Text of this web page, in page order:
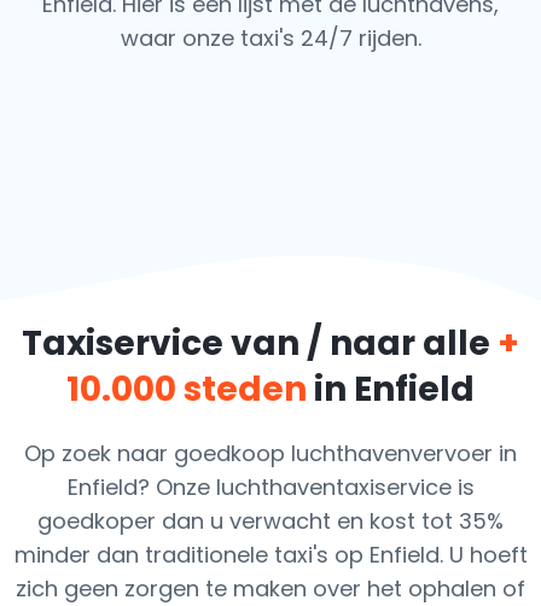
waar onze taxi's 24/7 rijden.
Taxiservice van / naar alle +
10.000 steden in Enfield
Op zoek naar goedkoop luchthavenvervoer in
Enfield? Onze luchthaventaxiservice is
goedkoper dan u verwacht en kost tot 35%
minder dan traditionele taxi's op Enfield. U hoeft
zich geen zorgen te maken over het ophalen of